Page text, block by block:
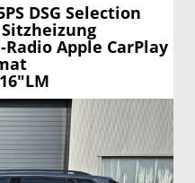
DSG Selection
Sitzheizung
Apple CarPlay